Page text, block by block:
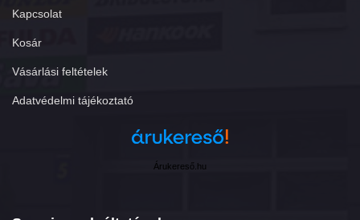
Kapcsolat
Kosár
Vásárlási feltételek
Adatvédelmi tájékoztató
Árukereső.hu